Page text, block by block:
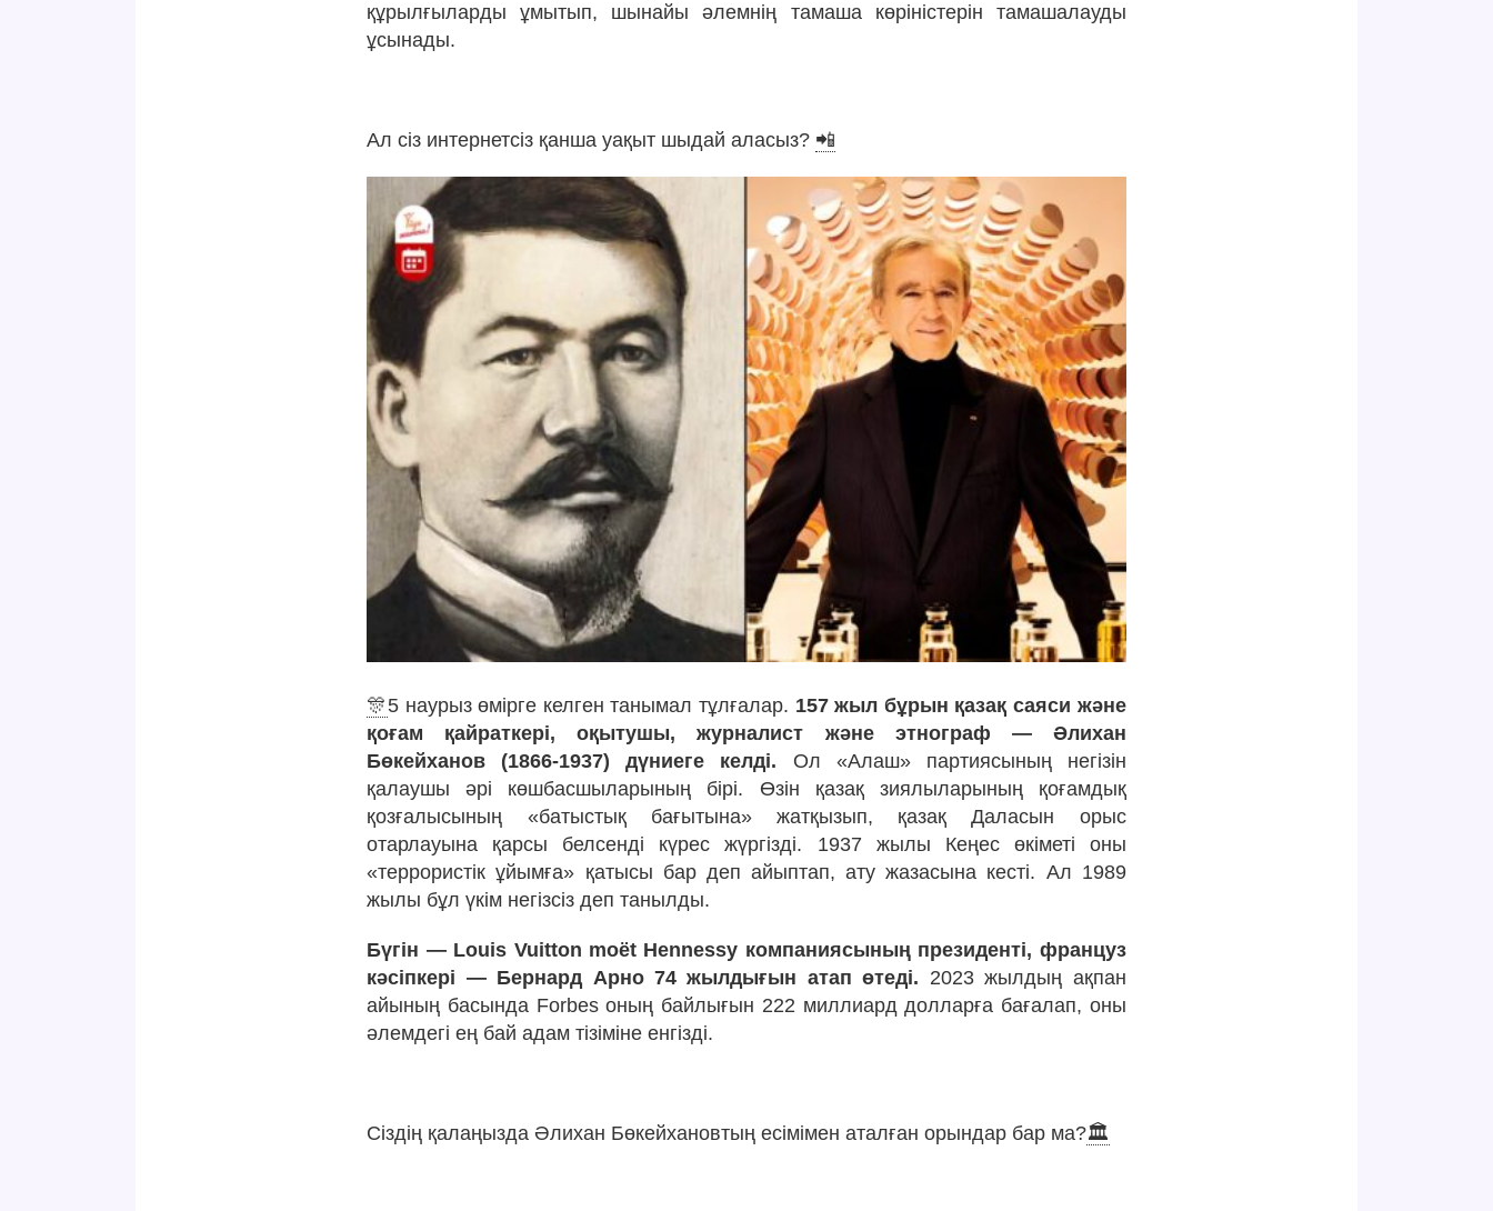
құрылғыларды ұмытып, шынайы әлемнің тамаша көріністерін тамашалауды
ұсынады.
Ал сіз интернетсіз қанша уақыт шыдай аласыз? 📲
🎊 5 наурыз өмірге келген танымал тұлғалар. 157 жыл бұрын қазақ саяси және
қоғам қайраткері, оқытушы, журналист және этнограф — Әлихан
Бөкейханов (1866-1937) дүниеге келді. Ол «Алаш» партиясының негізін
қалаушы әрі көшбасшыларының бірі. Өзін қазақ зиялыларының қоғамдық
қозғалысының «батыстық бағытына» жатқызып, қазақ Даласын орыс
отарлауына қарсы белсенді күрес жүргізді. 1937 жылы Кеңес өкіметі оны
«террористік ұйымға» қатысы бар деп айыптап, ату жазасына кесті. Ал 1989
жылы бұл үкім негізсіз деп танылды.
Бүгін — Louis Vuitton moët Hennessy компаниясының президенті, француз
кәсіпкері — Бернард Арно 74 жылдығын атап өтеді. 2023 жылдың ақпан
айының басында Forbes оның байлығын 222 миллиард долларға бағалап, оны
әлемдегі ең бай адам тізіміне енгізді.
Сіздің қалаңызда Әлихан Бөкейхановтың есімімен аталған орындар бар ма?🏛